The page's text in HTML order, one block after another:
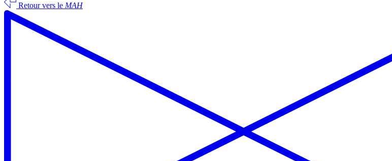
Retour vers le MAH